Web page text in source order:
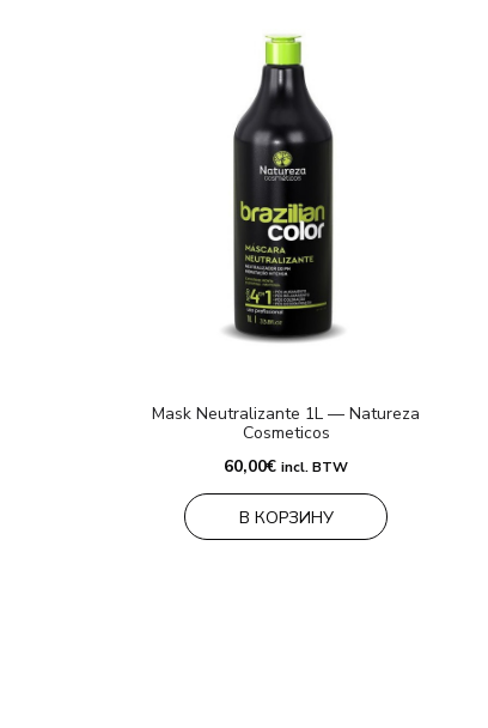
Mask Neutralizante 1L — Natureza
Cosmeticos
60,00€ incl. BTW
В КОРЗИНУ